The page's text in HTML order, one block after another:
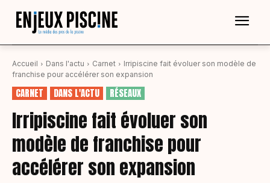
Accueil Dans l'actu Carnet
Irripiscine fait évoluer son modèle de
franchise pour accélérer son expansion
CARNET DANS L'ACTU RÉSEAUX
Irripiscine fait évoluer son
modèle de franchise pour
accélérer son expansion